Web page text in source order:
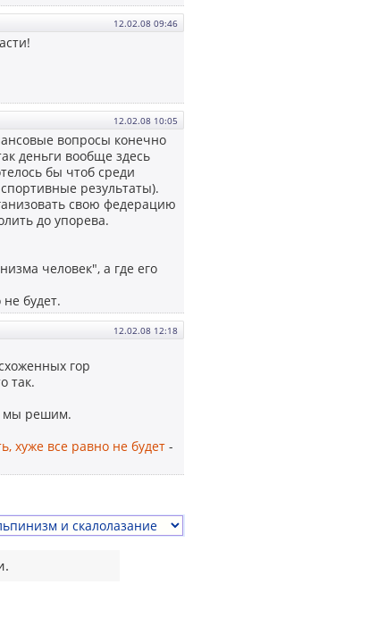
12.02.08 09:46
12.02.08 10:05
вопросы конечно
деньги вообще здесь
бы чтоб среди
результаты).
свою федерацию
до упорева.
человек", а где его
будет.
12.02.08 12:18
гор
так.
мы решим.
хуже все равно не будет -